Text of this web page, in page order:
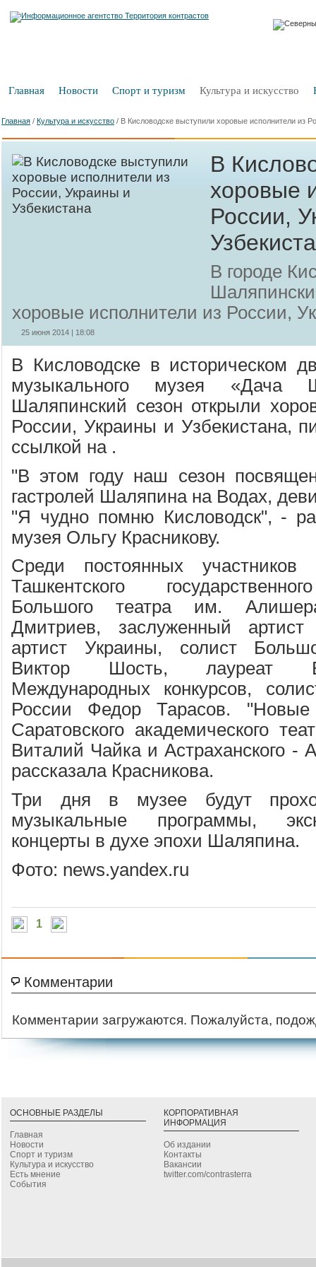
Главная Новости Спорт и туризм Культура и искусство
Главная / Культура и искусство / В Кисловодске выступили хоровые исполнители из
В
хоровые
России,
В городе
хоровые исполнители из России,
25 июня 2014 | 18:08
В Кисловодске в историческом
музыкального музея «Дача
Шаляпинский сезон открыли
России, Украины и Узбекистана,
ссылкой на .
"В этом году наш сезон
гастролей Шаляпина на Водах,
"Я чудно помню Кисловодск", -
музея Ольгу Красникову.
Среди постоянных
Ташкентского
Большого театра им.
Дмитриев, заслуженный
артист Украины, солист
Виктор Шость, лауреат
Международных конкурсов,
России Федор Тарасов.
Саратовского академического
Виталий Чайка и Астраханского -
рассказала Красникова.
Три дня в музее будут
музыкальные программы,
концерты в духе эпохи Шаляпина.
Фото: news.yandex.ru
1
Комментарии
Комментарии загружаются. Пожалуйста,
ОСНОВНЫЕ РАЗДЕЛЫ
Главная
Новости
Спорт и туризм
Культура и искусство
Есть мнение
События
КОРПОРАТИВНАЯ
ИНФОРМАЦИЯ
Об издании
Контакты
Вакансии
twitter.com/contrasterra